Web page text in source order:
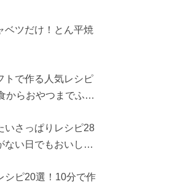
ベツだけ！とん平焼
トで作る人気レシピ
からおやつまでふん
いさっぱりレシピ28
ない日でもおいしい
シピ20選！10分で作